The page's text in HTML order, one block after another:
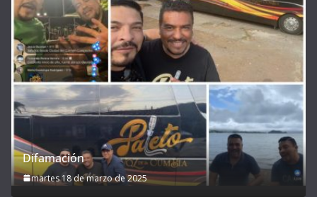
Difamación
martes 18 de marzo de 2025